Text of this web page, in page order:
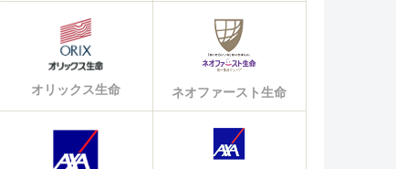
オリックス生命 ネオファースト生命